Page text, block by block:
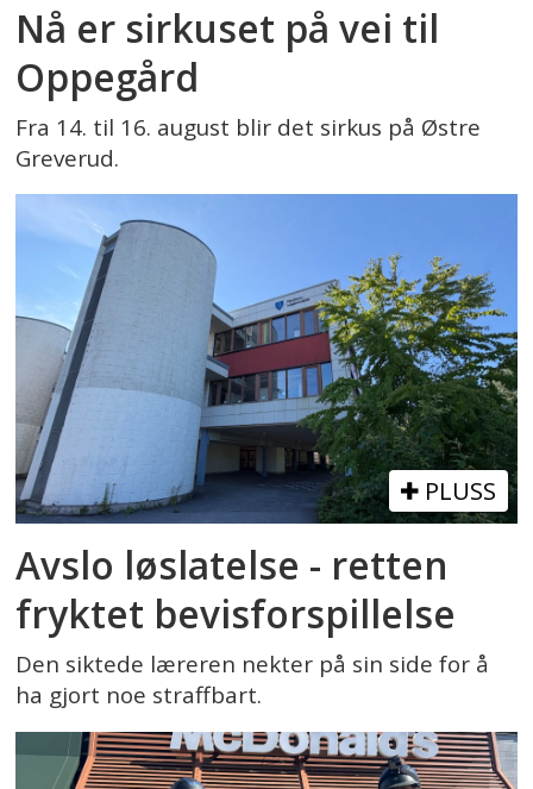
Nå er sirkuset på vei til
Oppegård
Fra 14. til 16. august blir det sirkus på Østre
Greverud.
PLUSS
Avslo løslatelse - retten
fryktet bevisforspillelse
Den siktede læreren nekter på sin side for å
ha gjort noe straffbart.